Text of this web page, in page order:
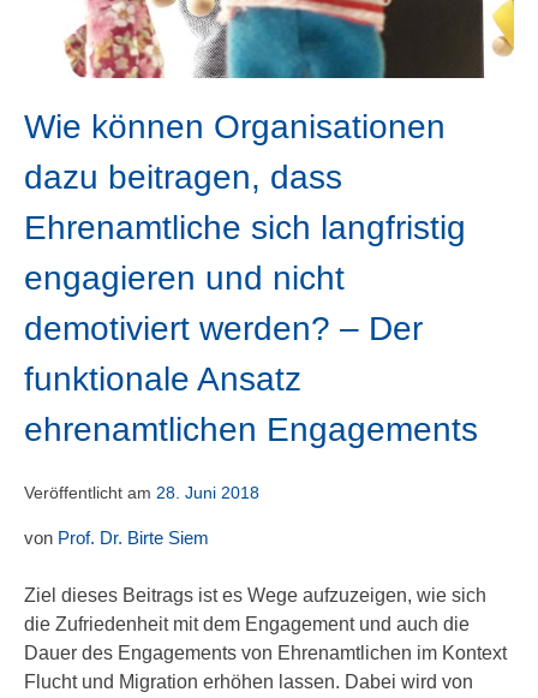
Wie können Organisationen
dazu beitragen, dass
Ehrenamtliche sich langfristig
engagieren und nicht
demotiviert werden? – Der
funktionale Ansatz
ehrenamtlichen Engagements
Veröffentlicht am 28. Juni 2018
von Prof. Dr. Birte Siem
Ziel dieses Beitrags ist es Wege aufzuzeigen, wie sich
die Zufriedenheit mit dem Engagement und auch die
Dauer des Engagements von Ehrenamtlichen im Kontext
Flucht und Migration erhöhen lassen. Dabei wird von